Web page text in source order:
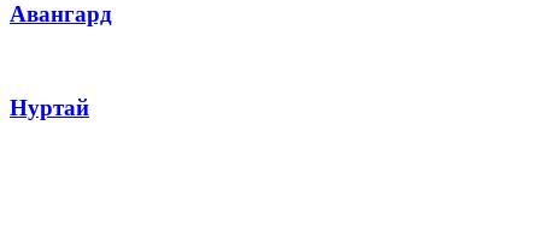
Авангард
Нуртай